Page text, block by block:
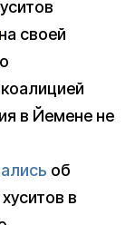
на своей
в Йемене не
об
в